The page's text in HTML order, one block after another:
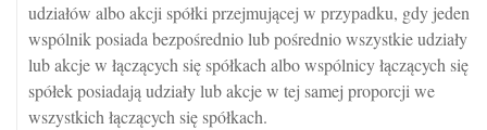
udziałów albo akcji spółki przejmującej w przypadku, gdy jeden
wspólnik posiada bezpośrednio lub pośrednio wszystkie udziały
lub akcje w łączących się spółkach albo wspólnicy łączących się
spółek posiadają udziały lub akcje w tej samej proporcji we
wszystkich łączących się spółkach.